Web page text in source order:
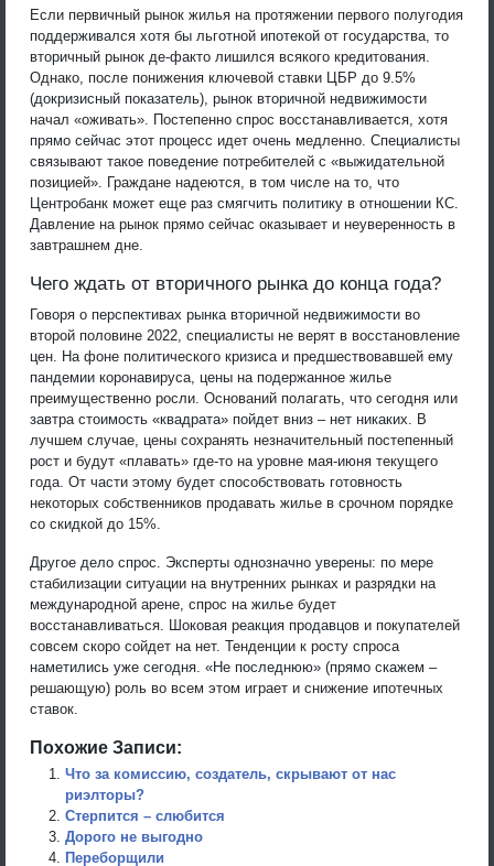
Если первичный рынок жилья на протяжении первого полугодия
поддерживался хотя бы льготной ипотекой от государства, то
вторичный рынок де-факто лишился всякого кредитования.
Однако, после понижения ключевой ставки ЦБР до 9.5%
(докризисный показатель), рынок вторичной недвижимости
начал «оживать». Постепенно спрос восстанавливается, хотя
прямо сейчас этот процесс идет очень медленно. Специалисты
связывают такое поведение потребителей с «выжидательной
позицией». Граждане надеются, в том числе на то, что
Центробанк может еще раз смягчить политику в отношении КС.
Давление на рынок прямо сейчас оказывает и неуверенность в
завтрашнем дне.
Чего ждать от вторичного рынка до конца года?
Говоря о перспективах рынка вторичной недвижимости во
второй половине 2022, специалисты не верят в восстановление
цен. На фоне политического кризиса и предшествовавшей ему
пандемии коронавируса, цены на подержанное жилье
преимущественно росли. Оснований полагать, что сегодня или
завтра стоимость «квадрата» пойдет вниз – нет никаких. В
лучшем случае, цены сохранять незначительный постепенный
рост и будут «плавать» где-то на уровне мая-июня текущего
года. От части этому будет способствовать готовность
некоторых собственников продавать жилье в срочном порядке
со скидкой до 15%.
Другое дело спрос. Эксперты однозначно уверены: по мере
стабилизации ситуации на внутренних рынках и разрядки на
международной арене, спрос на жилье будет
восстанавливаться. Шоковая реакция продавцов и покупателей
совсем скоро сойдет на нет. Тенденции к росту спроса
наметились уже сегодня. «Не последнюю» (прямо скажем –
решающую) роль во всем этом играет и снижение ипотечных
ставок.
Похожие Записи:
Что за комиссию, создатель, скрывают от нас
риэлторы?
Стерпится – слюбится
Дорого не выгодно
Переборщили